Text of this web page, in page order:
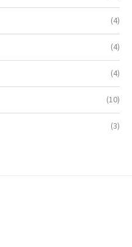
(4)
(4)
(4)
(10)
(3)